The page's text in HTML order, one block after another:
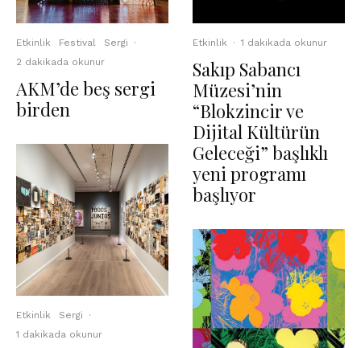
Etkinlik Festival Sergi
·
2 dakikada okunur
AKM’de beş sergi
birden
Etkinlik Sergi
·
1 dakikada okunur
Etkinlik · 1 dakikada okunur
Sakıp Sabancı
Müzesi’nin
“Blokzincir ve
Dijital Kültürün
Geleceği” başlıklı
yeni programı
başlıyor